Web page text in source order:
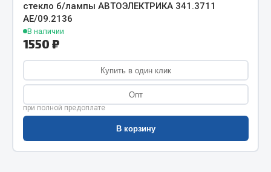
Camozzi
Адаптеры и переходники
Тройники
Трубки, муфты, гайки
Угольники
Штуцеры
Весь раздел
стекло б/лампы АВТОЭЛЕКТРИКА 341.3711
АЕ/09.2136
В наличии
1550 ₽
Купить в один клик
Опт
при полной предоплате
В корзину